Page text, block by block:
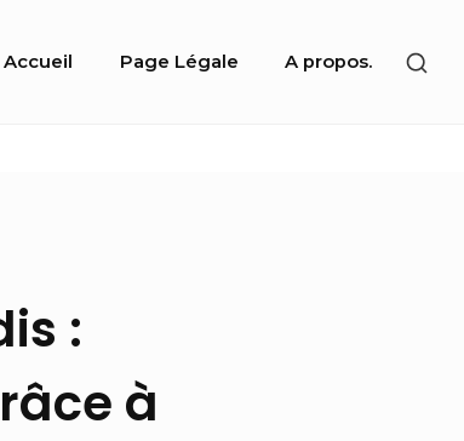
Site
Accueil Page Légale A propos.
:
à